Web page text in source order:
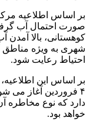
بر اساس اطلاعیه
صورت احتمال آب
کوهستانی، بالا
شهری به ویژه مناطق
احتیاط رعایت شود.
بر اساس این
خواهد بود.